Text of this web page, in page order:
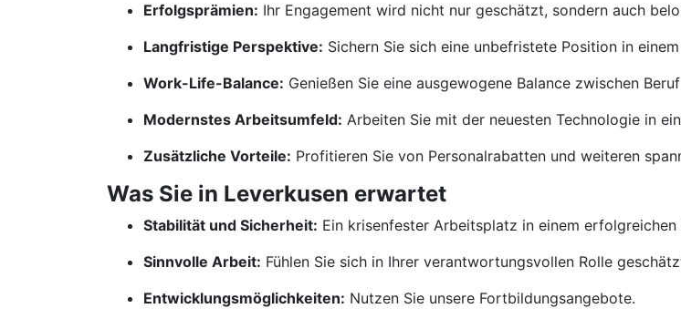
Erfolgsprämien: Ihr Engagement wird nicht nur geschätzt, sondern auch
Langfristige Perspektive: Sichern Sie sich eine unbefristete Position in
Work-Life-Balance: Genießen Sie eine ausgewogene Balance zwischen
Modernstes Arbeitsumfeld: Arbeiten Sie mit der neuesten Technologie in
Zusätzliche Vorteile: Profitieren Sie von Personalrabatten und weiteren
Was Sie in Leverkusen erwartet
Stabilität und Sicherheit: Ein krisenfester Arbeitsplatz in einem erfolgreichen
Sinnvolle Arbeit: Fühlen Sie sich in Ihrer verantwortungsvollen Rolle
Entwicklungsmöglichkeiten: Nutzen Sie unsere Fortbildungsangebote.